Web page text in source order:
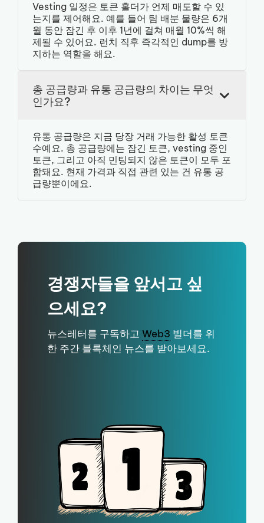
Vesting 일정은 토큰 홀더가 언제 매도할 수 있
는지를 제어해요. 예를 들어 팀 배분 물량은 6개
월 동안 잠긴 후 이후 1년에 걸쳐 매월 10%씩 해
제될 수 있어요. 런치 직후 즉각적인 dump를 방
지하는 역할을 해요.
총 공급량과 유통 공급량의 차이는 무엇
인가요?
유통 공급량은 지금 당장 거래 가능한 활성 토큰
수예요. 총 공급량에는 잠긴 토큰, vesting 중인
토큰, 그리고 아직 민팅되지 않은 토큰이 모두 포
함돼요. 현재 가격과 직접 관련 있는 건 유통 공
급량뿐이에요.
경쟁자들을 앞서고 싶
으세요?
뉴스레터를 구독하고 Web3 빌더를 위
한 주간 블록체인 뉴스를 받아보세요.